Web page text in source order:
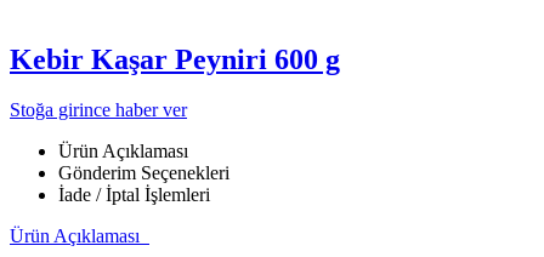
Kebir Kaşar Peyniri 600 g
Stoğa girince haber ver
Ürün Açıklaması
Gönderim Seçenekleri
İade / İptal İşlemleri
Ürün Açıklaması